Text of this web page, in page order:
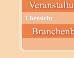
Übersicht